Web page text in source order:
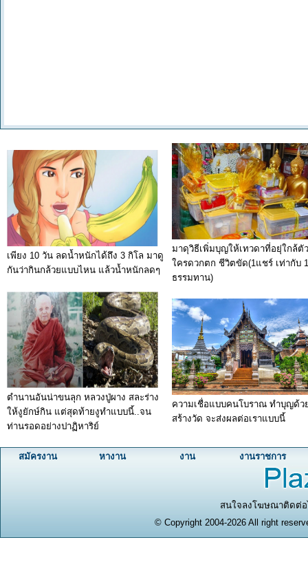
เพียง 10 วัน ลดน้ำหนักได้ถึง 3 กิโล มาดู
กันว่ากินกล้วยแบบไหน แล้วน้ำหนักลดๆ
มาดุวิธีเพิ่มบุญให้เทวดาที่อยุ่ใกล้ตัว
ใครดวกตก ชีวิตขัด(1แชร์ เท่ากับ 1
ธรรมทาน)
ตำนานอันน่าขนลุก หลวงปู่ผาง สละร่าง
ให้งูยักษ์กิน แต่สุดท้ายงูทำแบบนี้..จน
ท่านรอดอย่างปาฏิหาริย์
ความเชื่อแบบคนโบราณ ทำบุญด้ว
สร้างวัด จะส่งผลต่อเราแบบนี้
สมัครงาน หางาน งาน งานราชการ
สนใจลงโฆษณาติดต่อ
© Copyright 2004-2026 All right